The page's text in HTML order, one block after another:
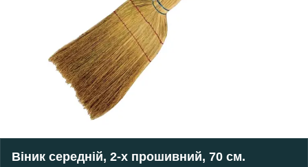
Віник середній, 2-х прошивний, 70 см.